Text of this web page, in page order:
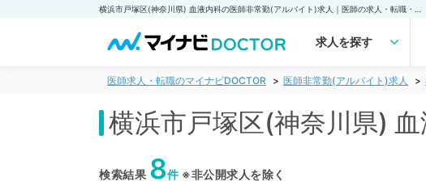
求人を探す
医師求人・転職のマイナビDOCTOR 医師非常勤(アルバイト)求人
横浜市戸塚区(神奈川県)
検索結果 8件※非公開求人を除く